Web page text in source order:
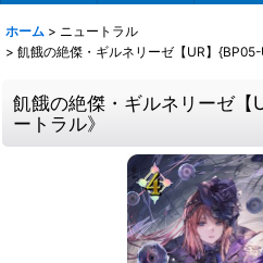
ホーム > ニュートラル
> 飢餓の絶傑・ギルネリーゼ【UR】{BP05-
飢餓の絶傑・ギルネリーゼ
ートラル》